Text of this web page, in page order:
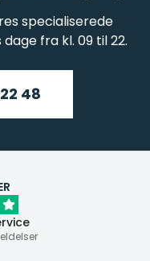
specialiserede
fra kl. 09 til 22.
48